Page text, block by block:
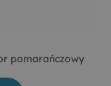
pomarańczowy